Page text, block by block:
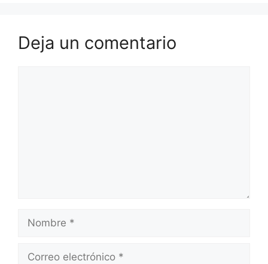
Deja un comentario
Nombre
Correo